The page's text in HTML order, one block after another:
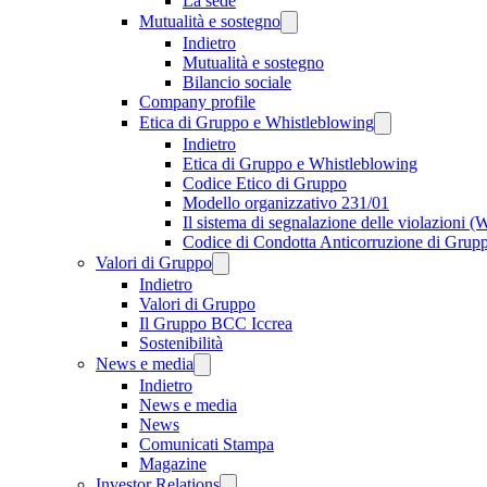
Mutualità e sostegno
Indietro
Mutualità e sostegno
Bilancio sociale
Company profile
Etica di Gruppo e Whistleblowing
Indietro
Etica di Gruppo e Whistleblowing
Codice Etico di Gruppo
Modello organizzativo 231/01
Il sistema di segnalazione delle violazioni
Codice di Condotta Anticorruzione di
Valori di Gruppo
Indietro
Valori di Gruppo
Il Gruppo BCC Iccrea
Sostenibilità
News e media
Indietro
News e media
News
Comunicati Stampa
Magazine